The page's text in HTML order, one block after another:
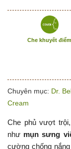
Che khuyết điểm
Chuyên mục: Dr.
Cream
Che phủ vượt
như mụn sưng
cường chống